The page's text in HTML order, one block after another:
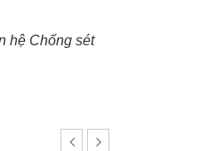
hệ Chống sét